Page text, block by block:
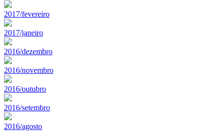
2017/fevereiro
2017/janeiro
2016/dezembro
2016/novembro
2016/outubro
2016/setembro
2016/agosto